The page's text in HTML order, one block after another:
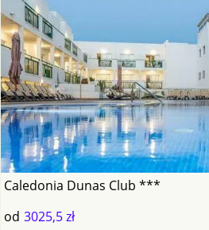
Caledonia Dunas Club ***
od 3025,5 zł